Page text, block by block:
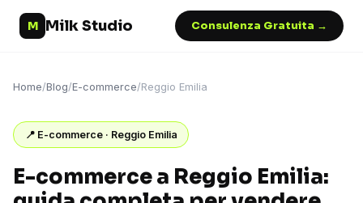
M Milk Studio Consulenza Gratuita →
Home/Blog/E-commerce/Reggio Emilia
📍 E-commerce · Reggio Emilia
E-commerce a Reggio Emilia: